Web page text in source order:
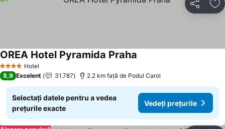
Distribuiți
4 Stele Hotel
OREA Hotel Pyramida Praha
8,9 Excelent 31.787 2.2 km faţă de Podul Carol
Selectați datele pentru a vedea
prețurile exacte
Vedeți prețurile